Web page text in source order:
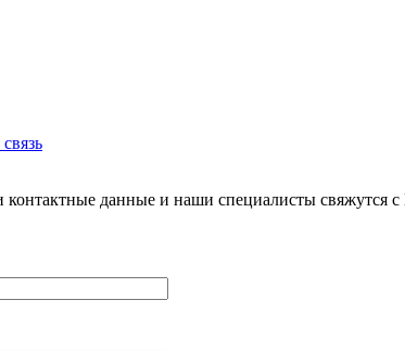
данные и наши специалисты свяжутся